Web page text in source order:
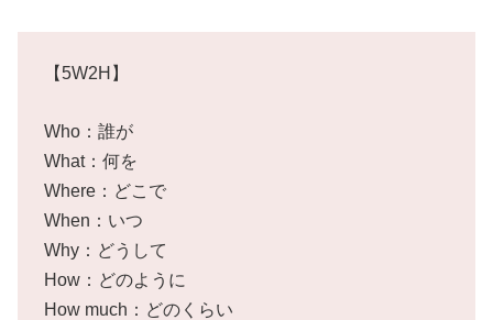
【5W2H】
Who：誰が
What：何を
Where：どこで
When：いつ
Why：どうして
How：どのように
How much：どのくらい